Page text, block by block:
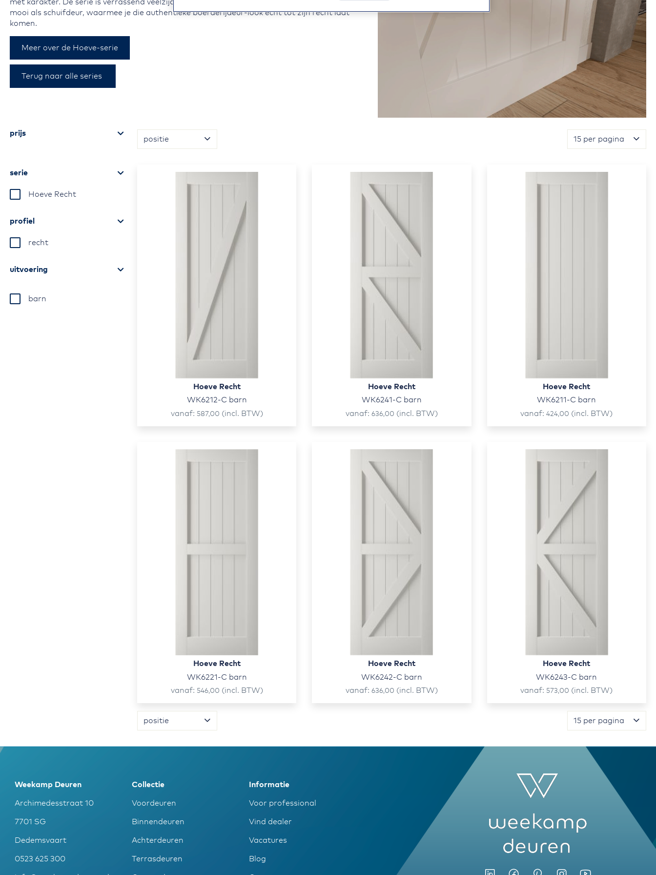
met karakter. De serie is verrassend veelzijdig en past in uiteenlopende interieurs. Extra
mooi als schuifdeur, waarmee je die authentieke boerderijdeur-look echt tot zijn recht laat
komen.
Meer over de Hoeve-serie
Terug naar alle series
Ga naar
prijs
serie
Hoeve Recht
profiel
recht
uitvoering
barn
Sorteer op
Hoeve Recht
WK6212-C barn
vanaf
587,00 (incl. BTW)
Hoeve Recht
WK6241-C barn
vanaf 636,00 (incl. BTW)
Hoeve Recht
WK6211-C barn
vanaf 424,00 (incl. BTW)
Hoeve Recht
WK6221-C barn
vanaf
546,00 (incl. BTW)
Hoeve Recht
WK6242-C barn
vanaf 636,00 (incl. BTW)
Hoeve Recht
WK6243-C barn
vanaf 573,00 (incl. BTW)
Sorteer op
Weekamp Deuren
Archimedesstraat 10
7701 SG
Dedemsvaart
0523 625 300
Collectie
Voordeuren
Binnendeuren
Achterdeuren
Terrasdeuren
Informatie
Voor professional
Vind dealer
Vacatures
Blog